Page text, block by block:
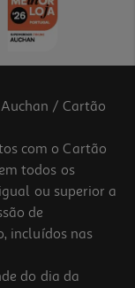
/ Cartão
com o Cartão
todos os
ou superior a
de
incluídos nas
do dia da